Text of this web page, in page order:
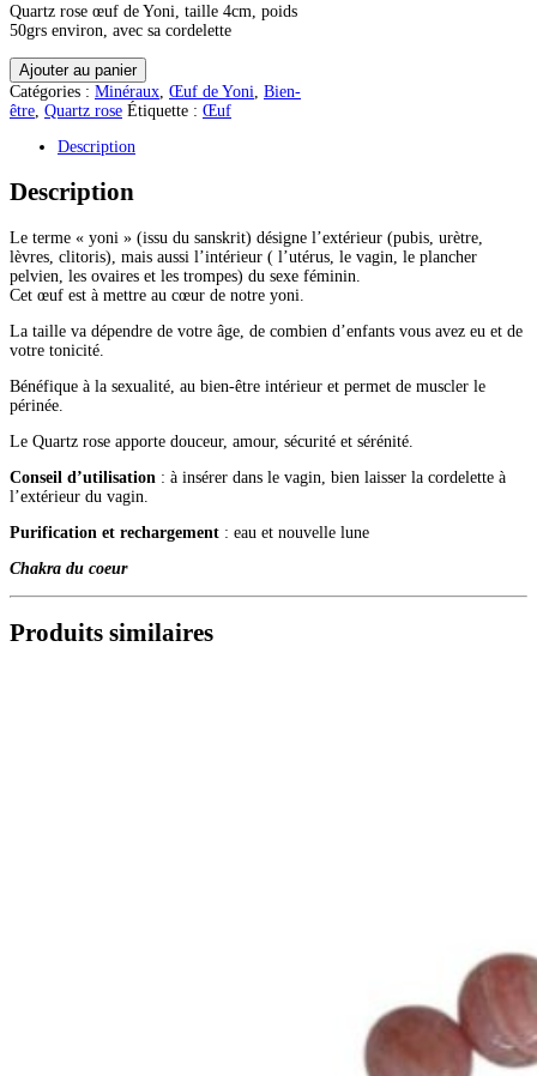
Quartz rose œuf de Yoni, taille 4cm, poids
50grs environ, avec sa cordelette
quantité
de
Quartz
rose
Yoni
(grand)
Ajouter au panier
Catégories : Minéraux Œuf de Yoni Bien-
être Quartz rose Étiquette : Œuf
Description
Description
Le terme « yoni » (issu du sanskrit) désigne l’extérieur (pubis, urètre,
lèvres, clitoris), mais aussi l’intérieur ( l’utérus, le vagin, le plancher
pelvien, les ovaires et les trompes) du sexe féminin.
Cet œuf est à mettre au cœur de notre yoni.
La taille va dépendre de votre âge, de combien d’enfants vous avez eu et de
votre tonicité.
Bénéfique à la sexualité, au bien-être intérieur et permet de muscler le
périnée.
Le Quartz rose apporte douceur, amour, sécurité et sérénité.
Conseil d’utilisation : à insérer dans le vagin, bien laisser la cordelette à
l’extérieur du vagin.
Purification et rechargement : eau et nouvelle lune
Chakra du coeur
Produits similaires